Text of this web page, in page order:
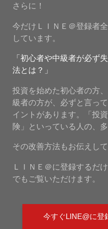
さらに！
今だけＬＩＮＥ＠登録者
しています。
「初心者や中級者が必
法とは？」
投資を始めた初心者の方
級者の方が、必ずと言っ
イントがあります。「投
険」といっている人の、
その改善方法もお伝えして
ＬＩＮＥ＠に登録するだ
でもご覧いただけます。
今すぐLINE@に登